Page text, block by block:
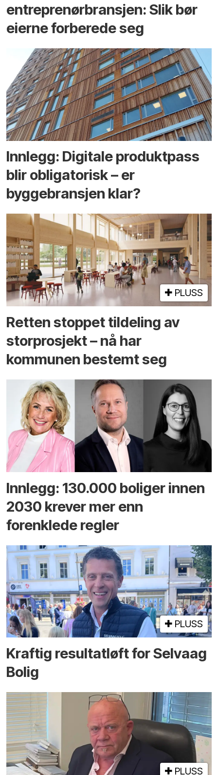
entreprenør­bransjen: Slik bør
eierne forberede seg
Innlegg: Digitale produktpass
blir obligatorisk – er
byggebransjen klar?
PLUSS
Retten stoppet tildeling av
storprosjekt – nå har
kommunen bestemt seg
Innlegg: 130.000 boliger innen
2030 krever mer enn
forenklede regler
PLUSS
Kraftig resultatløft for Selvaag
Bolig
PLUSS